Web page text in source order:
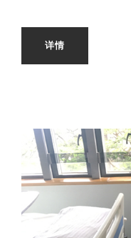
详情